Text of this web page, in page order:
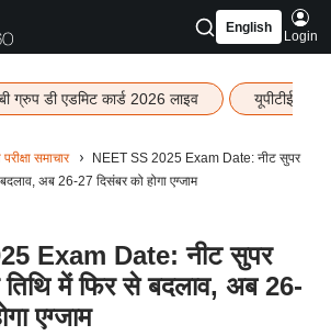
English
Login
ग्रुप डी एडमिट कार्ड 2026 लाइव यूपीटीईटी
समाचार
NEET SS 2025 Exam Date: नीट सुपर
अब 26-27 दिसंबर को होगा एग्जाम
Exam Date: नीट सुपर
तिथि में फिर से बदलाव, अब 26-
एग्जाम